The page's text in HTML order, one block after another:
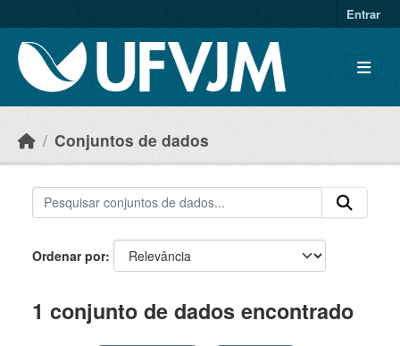
Entrar
Conjuntos de dados
Ordenar por
1 conjunto de dados encontrado